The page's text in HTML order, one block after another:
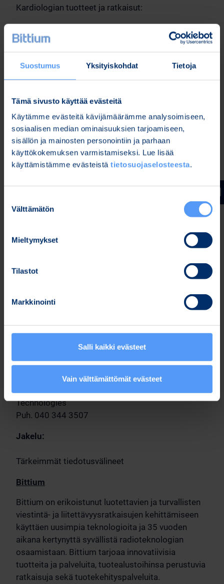
Suostumus Yksityiskohdat Tietoja
Tämä sivusto käyttää evästeitä
Käytämme evästeitä kävijämäärämme analysoimiseen,
sosiaalisen median ominaisuuksien tarjoamiseen,
sisällön ja mainosten personointiin ja parhaan
käyttökokemuksen varmistamiseksi. Lue lisää
käyttämistämme evästeistä tietosuojaselosteesta.
valinta
Välttämätön
Mieltymykset
Tilastot
Markkinointi
Salli kaikki evästeet
Vain välttämättömät evästeet
Kardiologian tuotteet ja ratkaisut:
rytmihäiriöiden havaitsemiseen
Bittium Cardiac Navigator™ohjelmistoratkaisu
kliiniseen Holter EKG-tallennusten analysointiin
Bittium OmegaSnap™-EKG-elektrodien
Bittium HolterPlus™ratkaisu sydämen
sähköisen toiminnan etämonitorointiin
Neurofysiologian tuotteet ja ratkaisut:
Bittium Respiro™ uniapneatutkimuslaite- ja
Testing, HSAT)
uniapneamittadatan analysointiin
hoitoon
potilaiden aivotoiminnan mittaamiseen
tutkimuskäyttöön
Lisätietoja Bittiumin tarjonnasta:
https://www.bittium.com/medical.
Tuote- ja palvelualueen johtaja, Medical
Technologies
Puh. 040 344 3507
Jakelu:
Tärkeimmät tiedotusvälineet
Bittium
Bittium on erikoistunut luotettavien ja turvallisten
viestintä- ja liitettävyysratkaisujen kehittämiseen
käyttäen uusimpia teknologioita ja 35 vuoden
aikana kertynyttä syvällistä radioteknologian
osaamistaan. Bittium tarjoaa innovatiivisia
tuotteita ja palveluita, tuotealustoihinsa perustuvia
ratkaisuja sekä tuotekehityspalveluita.